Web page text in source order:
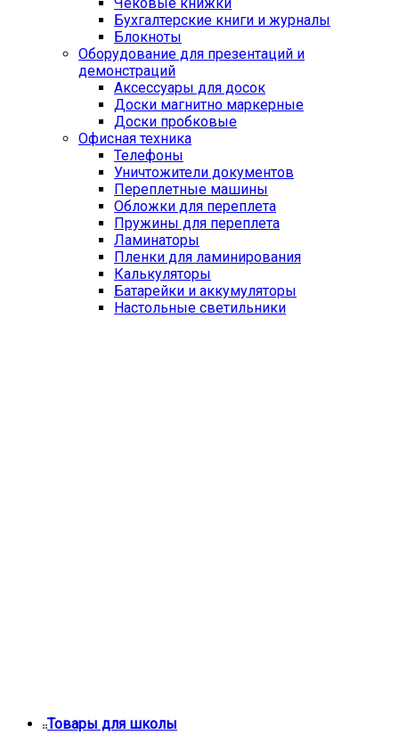
Чековые книжки
Бухгалтерские книги и журналы
Блокноты
Оборудование для презентаций и
демонстраций
Аксессуары для досок
Доски магнитно маркерные
Доски пробковые
Офисная техника
Телефоны
Уничтожители документов
Переплетные машины
Обложки для переплета
Пружины для переплета
Ламинаторы
Пленки для ламинирования
Калькуляторы
Батарейки и аккумуляторы
Настольные светильники
Товары для школы